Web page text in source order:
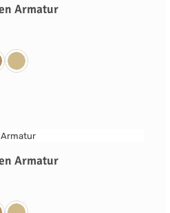
Armatur
Gebürstet PVD
Gebürstet PVD
Warm Bronze Gebürstet PVD
727 Messing Gebürstet PVD
Armatur